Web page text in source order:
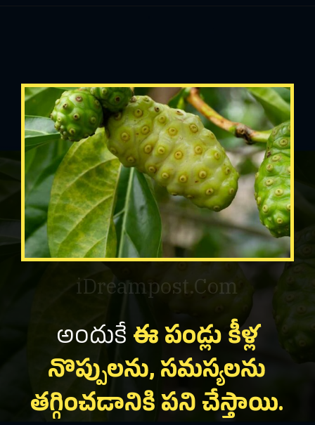
అందుకే ఈ పండ్లు కీళ్ల
నొప్పులను, సమస్యలను
తగ్గించడానికి పని చేస్తాయి.
iDreampost.Com